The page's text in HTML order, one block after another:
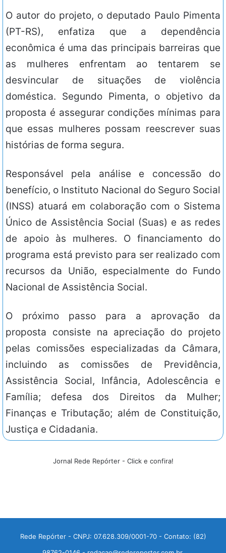
O autor do projeto, o deputado Paulo Pimenta
(PT-RS), enfatiza que a dependência
econômica é uma das principais barreiras que
as mulheres enfrentam ao tentarem se
desvincular de situações de violência
doméstica. Segundo Pimenta, o objetivo da
proposta é assegurar condições mínimas para
que essas mulheres possam reescrever suas
histórias de forma segura.
Responsável pela análise e concessão do
benefício, o Instituto Nacional do Seguro Social
(INSS) atuará em colaboração com o Sistema
Único de Assistência Social (Suas) e as redes
de apoio às mulheres. O financiamento do
programa está previsto para ser realizado com
recursos da União, especialmente do Fundo
Nacional de Assistência Social.
O próximo passo para a aprovação da
proposta consiste na apreciação do projeto
pelas comissões especializadas da Câmara,
incluindo as comissões de Previdência,
Assistência Social, Infância, Adolescência e
Família; defesa dos Direitos da Mulher;
Finanças e Tributação; além de Constituição,
Justiça e Cidadania.
Jornal Rede Repórter - Click e confira!
Rede Repórter - CNPJ: 07.628.309/0001-70 - Contato: (82)